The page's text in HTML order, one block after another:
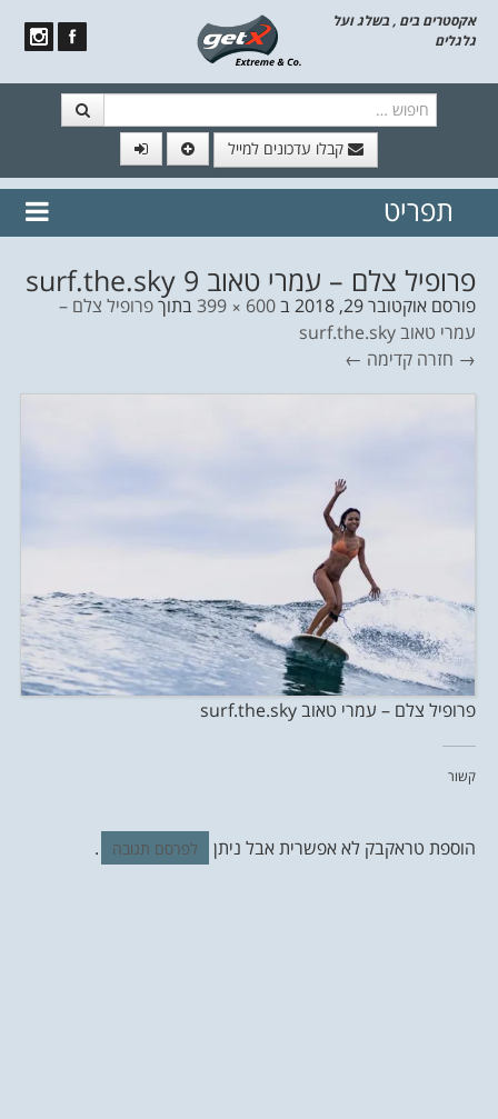
אקסטרים בים , בשלג ועל
גלגלים
קבלו עדכונים למייל
// הצטרף לרשימת תפוצה!
נשמח
תפריט
פרופיל צלם – עמרי טאוב surf.the.sky 9
פורסם אוקטובר 29, 2018 ב600 × 399 בתוךפרופיל צלם –
עמרי טאוב surf.the.sky
→ חזרה קדימה ←
פרופיל צלם – עמרי טאוב surf.the.sky
קשור
הוספת טראקבק לא אפשרית אבל ניתן לפרסם תגובה .